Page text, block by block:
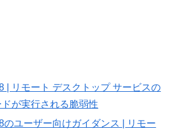
| リモート デスクトップ サービスの
が実行される脆弱性
のユーザー向けガイダンス | リモー